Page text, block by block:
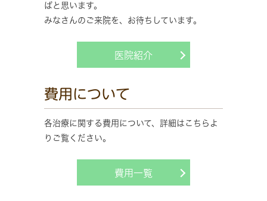
ばと思います。
みなさんのご来院を、お待ちしています。
医院紹介
費用について
各治療に関する費用について、詳細はこちらよ
りご覧ください。
費用一覧